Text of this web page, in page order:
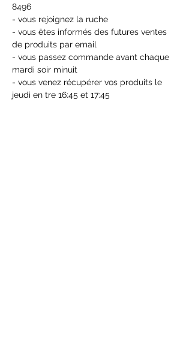
8496
- vous rejoignez la ruche
- vous êtes informés des futures ventes
de produits par email
- vous passez commande avant chaque
mardi soir minuit
- vous venez récupérer vos produits le
jeudi en tre 16:45 et 17:45